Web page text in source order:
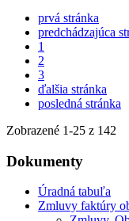
prvá stránka
predchádzajúca
1
2
3
ďalšia stránka
posledná stránka
Zobrazené 1-25 z 142
Dokumenty
Úradná tabuľa
Zmluvy faktúry